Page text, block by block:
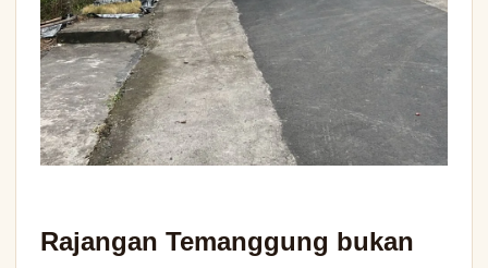
Rajangan Temanggung bukan